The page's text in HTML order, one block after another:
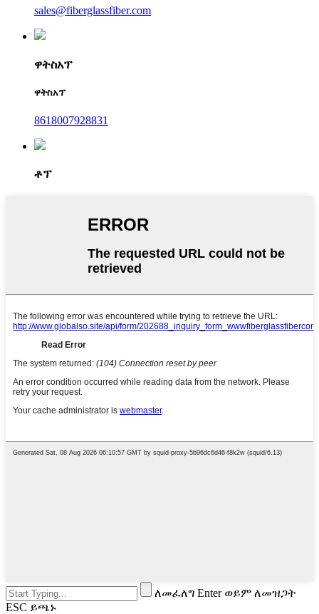
sales@fiberglassfiber.com
ዋትስአፕ
ዋትስአፕ
8618007928831
ቶፕ
ለመፈለግ Enter ወይም ለመዝጋት
ESC ይጫኑ